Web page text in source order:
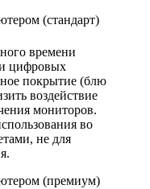
(стандарт)
времени
цифровых
покрытие (блю
воздействие
мониторов.
во
не для
(премиум)